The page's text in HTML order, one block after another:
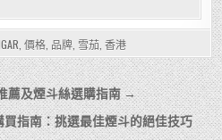
價格 品牌 雪茄 香港
薦及煙斗絲選購指南 →
指南：挑選最佳煙斗的絕佳技巧